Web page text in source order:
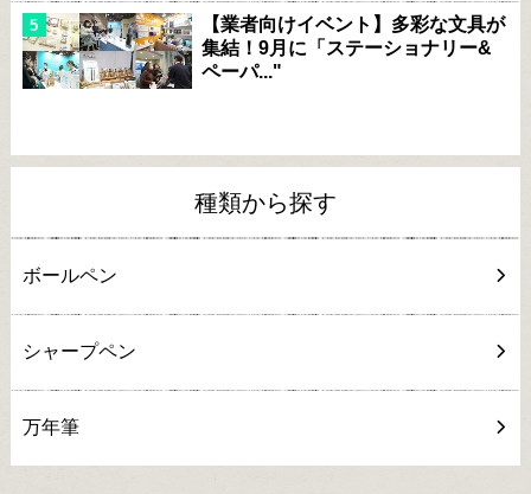
【業者向けイベント】多彩な文具が
集結！9月に「ステーショナリー&
ペーパ..."
種類から探す
ボールペン
シャープペン
万年筆